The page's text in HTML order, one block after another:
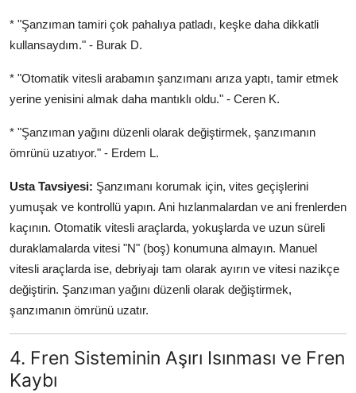
* "Şanzıman tamiri çok pahalıya patladı, keşke daha dikkatli
kullansaydım." - Burak D.
* "Otomatik vitesli arabamın şanzımanı arıza yaptı, tamir etmek
yerine yenisini almak daha mantıklı oldu." - Ceren K.
* "Şanzıman yağını düzenli olarak değiştirmek, şanzımanın
ömrünü uzatıyor." - Erdem L.
Usta Tavsiyesi: Şanzımanı korumak için, vites geçişlerini
yumuşak ve kontrollü yapın. Ani hızlanmalardan ve ani frenlerden
kaçının. Otomatik vitesli araçlarda, yokuşlarda ve uzun süreli
duraklamalarda vitesi "N" (boş) konumuna almayın. Manuel
vitesli araçlarda ise, debriyajı tam olarak ayırın ve vitesi nazikçe
değiştirin. Şanzıman yağını düzenli olarak değiştirmek,
şanzımanın ömrünü uzatır.
4. Fren Sisteminin Aşırı Isınması ve Fren
Kaybı